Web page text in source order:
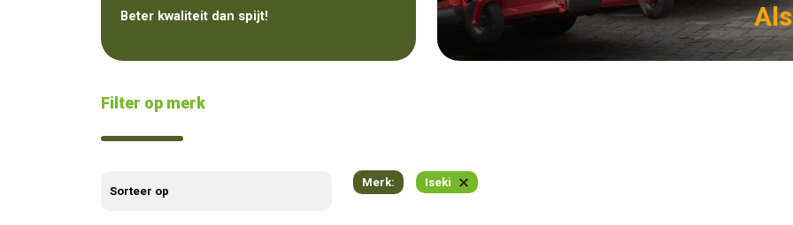
Beter kwaliteit dan spijt!
Filter op merk
Merk: Iseki